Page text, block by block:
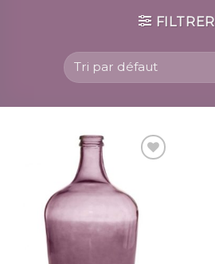
FILTRER
Ajouter
à la
liste
d’envies